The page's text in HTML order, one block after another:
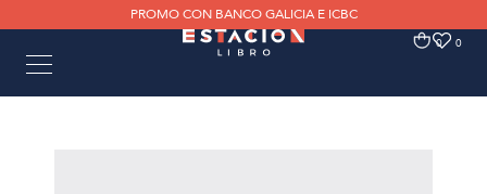
PROMO CON BANCO GALICIA E ICBC
0 0